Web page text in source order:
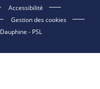
Accessibilité
Gestion des cookies
- PSL